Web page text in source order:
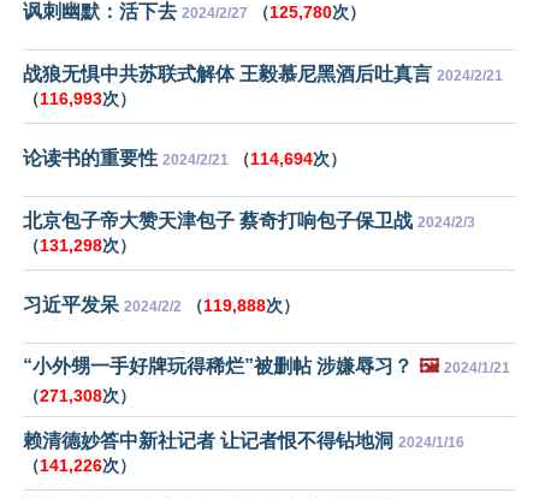
讽刺幽默：活下去 2024/2/27 （125,780次）
战狼无惧中共苏联式解体 王毅慕尼黑酒后吐真言 2024/2/21
（116,993次）
论读书的重要性 2024/2/21 （114,694次）
北京包子帝大赞天津包子 蔡奇打响包子保卫战 2024/2/3
（131,298次）
习近平发呆 2024/2/2 （119,888次）
“小外甥一手好牌玩得稀烂”被删帖 涉嫌辱习？ 🖼️ 2024/1/21
（271,308次）
赖清德妙答中新社记者 让记者恨不得钻地洞 2024/1/16
（141,226次）